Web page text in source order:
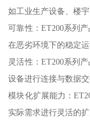
如工业生产设备、楼
可靠性：ET200系列
在恶劣环境下的稳定运
灵活性：ET200系列
设备进行连接与数据交
模块化扩展能力：
实际需求进行灵活的扩